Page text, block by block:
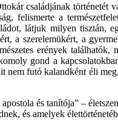
családjának
felismerte a
látjuk milyen
a szerelemükért, a
erények
gond a
futó kalandként éli
és tanítója” –
és amelyek